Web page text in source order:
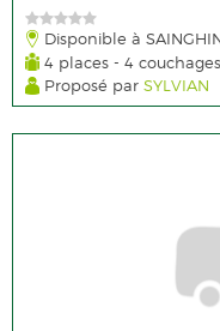
Disponible à
4 places - 4
Proposé parSYLVIAN